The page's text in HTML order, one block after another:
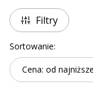
Filtry
Lista
Sortowanie:
Cena: od